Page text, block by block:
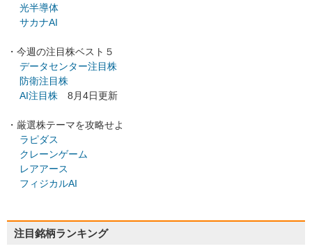
光半導体
サカナAI
・今週の注目株ベスト５
データセンター注目株
防衛注目株
AI注目株 8月4日更新
・厳選株テーマを攻略せよ
ラピダス
クレーンゲーム
レアアース
フィジカルAI
注目銘柄ランキング